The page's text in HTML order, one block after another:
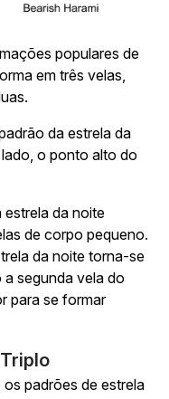
populares de
em três velas,
da estrela da
o ponto alto do
estrela da noite
de corpo pequeno.
da noite torna-se
segunda vela do
para se formar
padrões de estrela